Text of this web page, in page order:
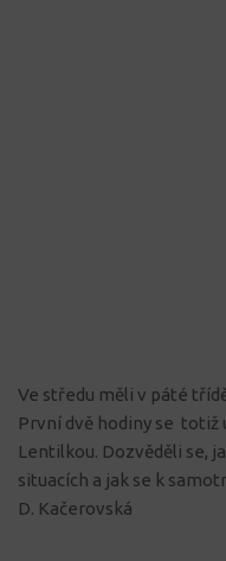
Ve středu měli v páté
První dvě hodiny se totiž
Lentilkou. Dozvěděli se,
situacích a jak se k
D. Kačerovská